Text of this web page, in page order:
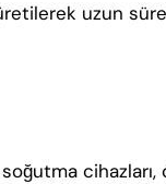
uzun
cihazları,